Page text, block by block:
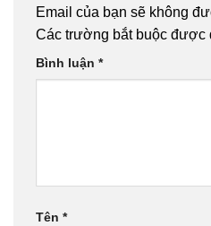
Email của bạn sẽ không
Các trường bắt buộc được
Bình luận *
Tên *